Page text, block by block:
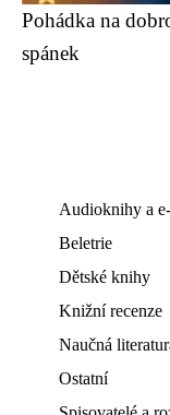
Pohádka na
spánek
Audioknihy a
Beletrie
Dětské knihy
Knižní recenze
Naučná
Ostatní